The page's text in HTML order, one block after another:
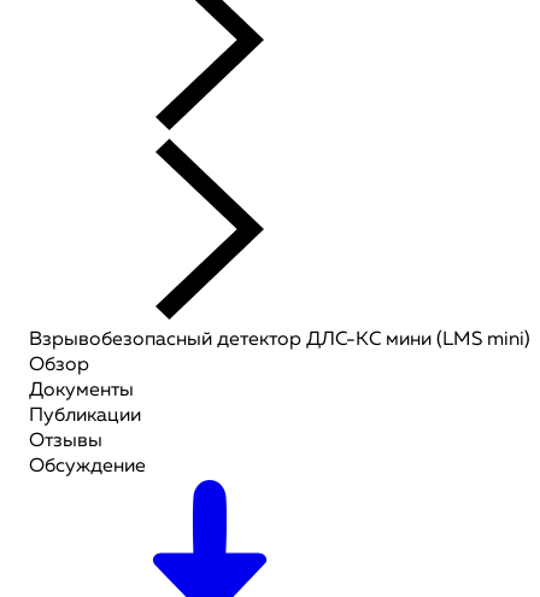
Взрывобезопасный детектор ДЛС-КС мини (LMS mini)
Обзор
Документы
Публикации
Отзывы
Обсуждение